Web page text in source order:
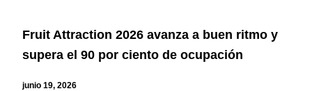
Fruit Attraction 2026 avanza a buen ritmo y
supera el 90 por ciento de ocupación
junio 19, 2026